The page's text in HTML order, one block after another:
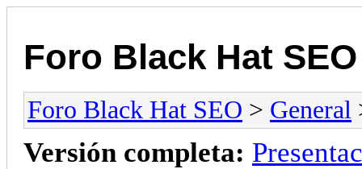
Foro Black Hat SEO
Foro Black Hat SEO > General
Versión completa: